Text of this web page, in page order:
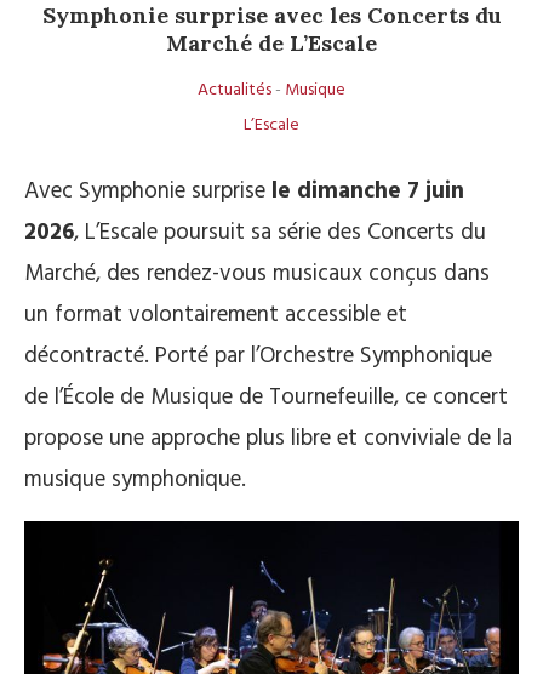
Symphonie surprise avec les Concerts du
Marché de L’Escale
Actualités- Musique
L’Escale
Avec Symphonie surprise le dimanche 7 juin
2026, L’Escale poursuit sa série des Concerts du
Marché, des rendez-vous musicaux conçus dans
un format volontairement accessible et
décontracté. Porté par l’Orchestre Symphonique
de l’École de Musique de Tournefeuille, ce concert
propose une approche plus libre et conviviale de la
musique symphonique.